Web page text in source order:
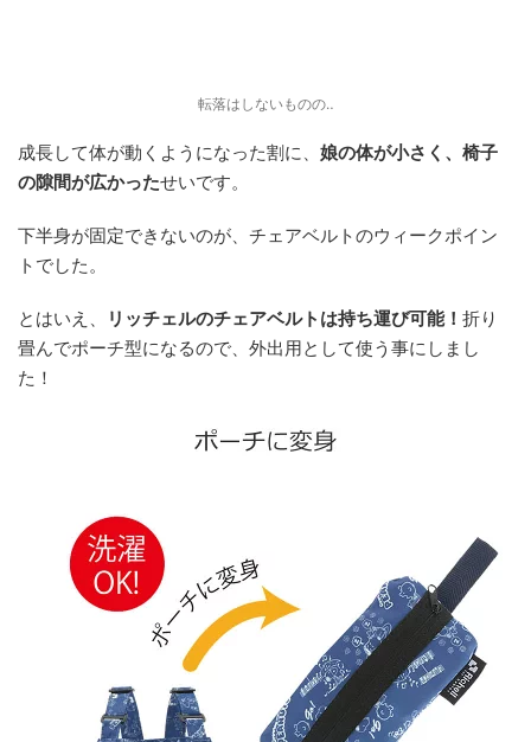
転落はしないものの‥
成長して体が動くようになった割に、 娘の体が小さく、椅子
の隙間が広かったせいです。
下半身が固定できないのが、チェアベルトのウィークポイン
トでした。
とはいえ、 リッチェルのチェアベルトは持ち運び可能！ 折り
畳んでポーチ型になるので、外出用として使う事にしまし
た！